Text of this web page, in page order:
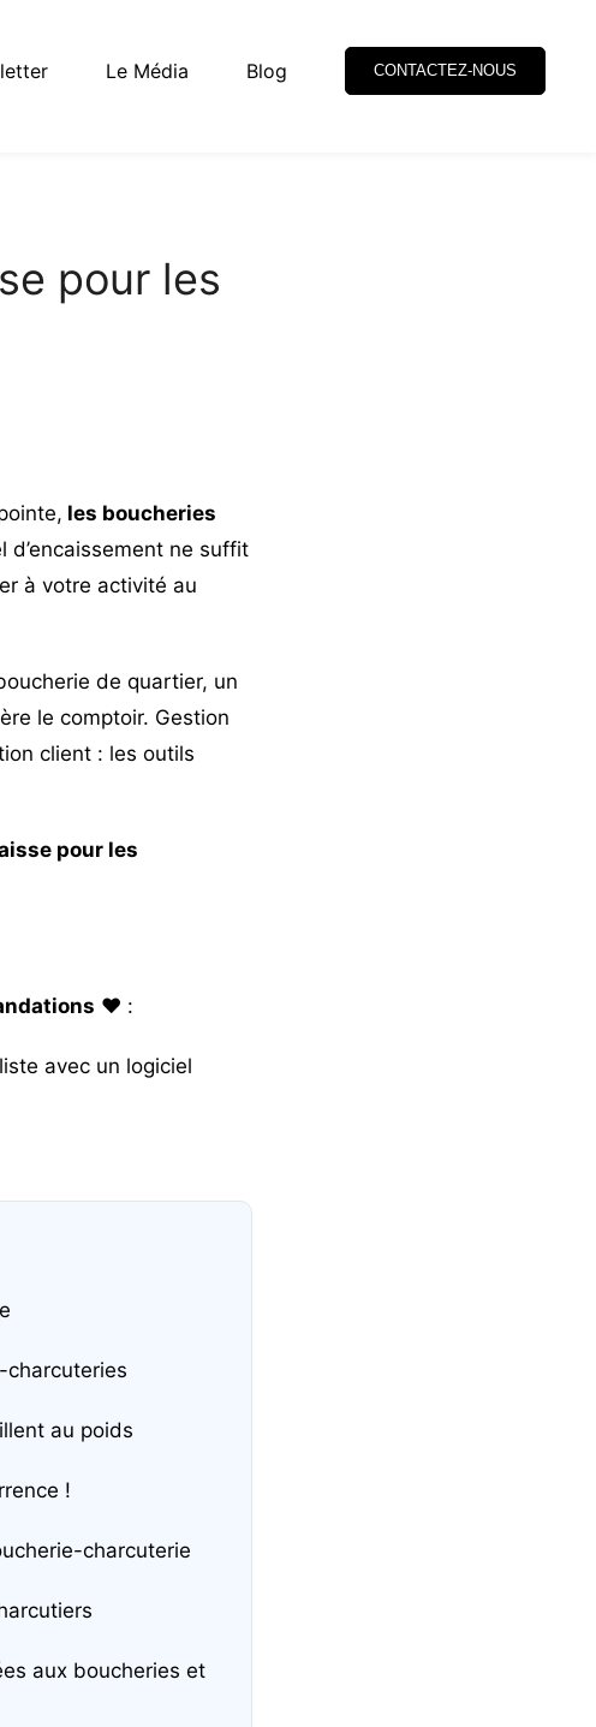
Le Média Blog CONTACTEZ-NOUS
pour les
les boucheries
d’encaissement ne suffit
à votre activité au
de quartier, un
le comptoir. Gestion
client : les outils
pour les
❤️ :
avec un logiciel
charcuteries
au poids
!
charcuterie
aux boucheries et